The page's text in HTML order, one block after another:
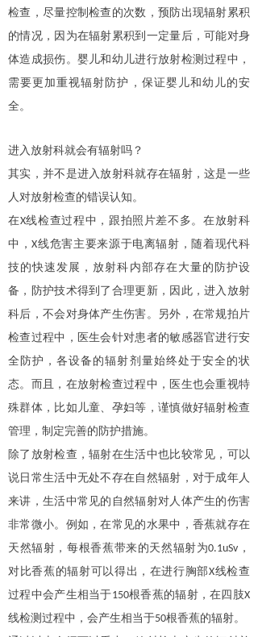
检查，尽量控制检查的次数，预防出现辐射累积
的情况，因为在辐射累积到一定量后，可能对身
体造成损伤。婴儿和幼儿进行放射检测过程中，
需要更加重视辐射防护，保证婴儿和幼儿的安
全。
进入放射科就会有辐射吗？
其实，并不是进入放射科就存在辐射，这是一些
人对放射检查的错误认知。
在X线检查过程中，跟拍照片差不多。在放射科
中，X线危害主要来源于电离辐射，随着现代科
技的快速发展，放射科内部存在大量的防护设
备，防护技术得到了合理更新，因此，进入放射
科后，不会对身体产生伤害。另外，在常规拍片
检查过程中，医生会针对患者的敏感器官进行安
全防护，各设备的辐射剂量始终处于安全的状
态。而且，在放射检查过程中，医生也会重视特
殊群体，比如儿童、孕妇等，谨慎做好辐射检查
管理，制定完善的防护措施。
除了放射检查，辐射在生活中也比较常见，可以
说日常生活中无处不存在自然辐射，对于成年人
来讲，生活中常见的自然辐射对人体产生的伤害
非常微小。例如，在常见的水果中，香蕉就存在
天然辐射，每根香蕉带来的天然辐射为0.1uSv ，
对比香蕉的辐射可以得出，在进行胸部X线检查
过程中会产生相当于150根香蕉的辐射，在四肢X
线检测过程中，会产生相当于50根香蕉的辐射。